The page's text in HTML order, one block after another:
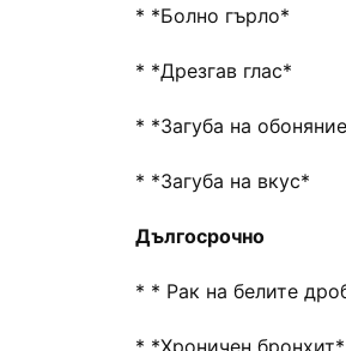
* *Болно гърло*
* *Дрезгав глас*
* *Загуба на
* *Загуба на вкус*
Дългосрочно
* * Рак на белите
* *Хроничен бронхит*